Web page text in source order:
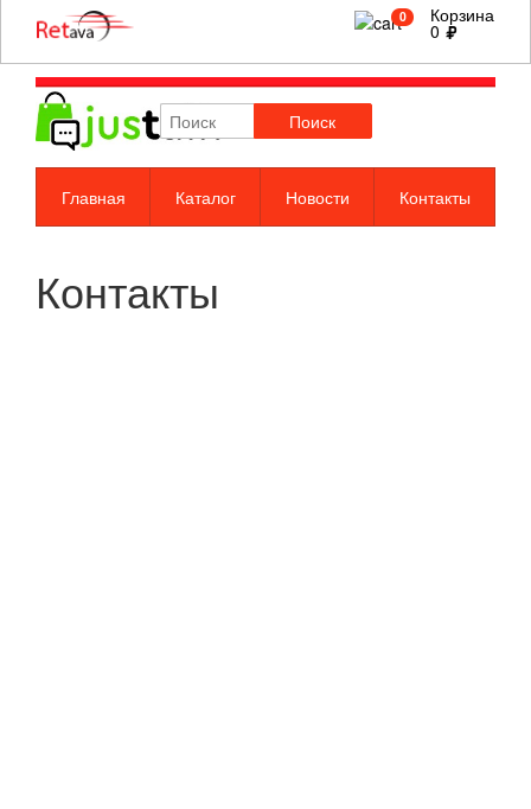
Поиск
Главная Каталог Новости Контакты
Контакты
0 Корзина
0